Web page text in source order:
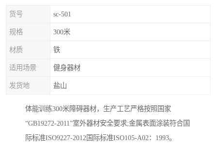
货号 sc-501
规格 300米
材质 铁
适用场景 健身器材
发货地 盐山
体能训练300米障碍器材，生产工艺严格按照国家
“GB19272-2011”室外器材安全要求;金属表面涂装符合国
际标准ISO9227-2012国际标准ISO105-A02：1993。